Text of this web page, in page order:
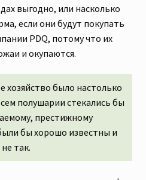
выгодно, или насколько
если они будут покупать
PDQ, потому что их
и окупаются.
хозяйство было настолько
полушарии стекались бы
престижному
бы хорошо известны и
так.